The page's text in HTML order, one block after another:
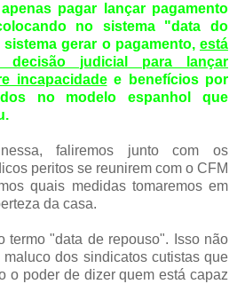
pagar lançar pagamento
no sistema "data do
gerar o pagamento, está
decisão judicial para lançar
incapacidadee benefícios por
no modelo espanhol que
faliremos junto com os
peritos se reunirem com o CFM
quais medidas tomaremos em
da casa.
termo "data de repouso". Isso não
dos sindicatos cutistas que
o poder de dizer quem está capaz